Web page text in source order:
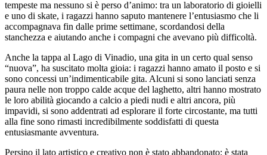
tempeste ma nessuno si è perso d’animo: tra un laboratorio di gioielli
e uno di skate, i ragazzi hanno saputo mantenere l’entusiasmo che li
accompagnava fin dalle prime settimane, scordandosi della
stanchezza e aiutando anche i compagni che avevano più difficoltà.
Anche la tappa al Lago di Vinadio, una gita in un certo qual senso
“nuova”, ha suscitato molta gioia: i ragazzi hanno amato il posto e si
sono concessi un’indimenticabile gita. Alcuni si sono lanciati senza
paura nelle non troppo calde acque del laghetto, altri hanno mostrato
le loro abilità giocando a calcio a piedi nudi e altri ancora, più
impavidi, si sono addentrati ad esplorare il forte circostante, ma tutti
alla fine sono rimasti incredibilmente soddisfatti di questa
entusiasmante avventura.
Persino il lato artistico e creativo non è stato abbandonato: è stata